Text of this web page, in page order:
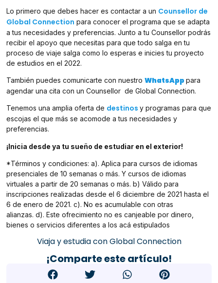
Lo primero que debes hacer es contactar a un Counsellor de
Global Connection para conocer el programa que se adapta
a tus necesidades y preferencias. Junto a tu Counsellor podrás
recibir el apoyo que necesitas para que todo salga en tu
proceso de viaje salga como lo esperas e inicies tu proyecto
de estudios en el 2022.
También puedes comunicarte con nuestroWhatsApp para
agendar una cita con un Counsellor de Global Connection.
Tenemos una amplia oferta de destinosy programas para que
escojas el que más se acomode a tus necesidades y
preferencias.
¡Inicia desde ya tu sueño de estudiar en el exterior!
*Términos y condiciones: a). Aplica para cursos de idiomas
presenciales de 10 semanas o más. Y cursos de idiomas
virtuales a partir de 20 semanas o más. b) Válido para
inscripciones realizadas desde el 6 diciembre de 2021 hasta el
6 de enero de 2021. c). No es acumulable con otras
alianzas. d). Este ofrecimiento no es canjeable por dinero,
bienes o servicios diferentes a los acá estipulados
Viaja y estudia con Global Connection
¡Comparte este artículo!